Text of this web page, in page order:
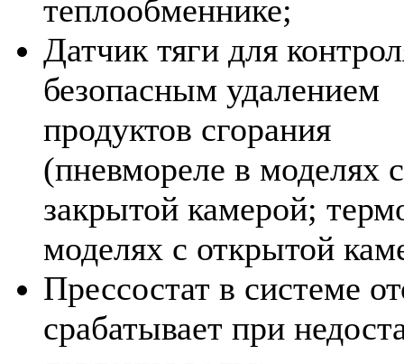
теплообменнике;
Датчик тяги для
безопасным удалением
продуктов сгорания
(пневмореле в моделях с
закрытой камерой;
моделях с открытой
Прессостат в системе
срабатывает при